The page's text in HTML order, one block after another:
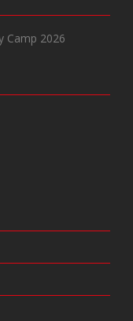
Camp 2026